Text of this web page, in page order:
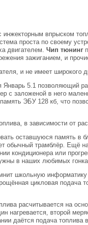
впрыском
проста по своему
двигателем.Чип тюнинг
зажиганием, и
и не имеет широкого
5.1 позволяющий
с заложеной в него
ЭБУ 128 кб, что
в зависимости от
оставшуюся память в
обычный трамблёр. Ещё
кондиционера или
в наших любимых
школьную
цикловая подача
расчитывается на
нагревается, второй
даётся подача топлива